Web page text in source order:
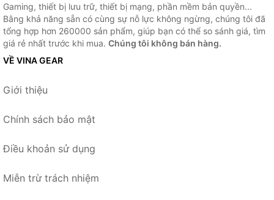
Gaming, thiết bị lưu trữ, thiết bị mạng, phần mềm bản quyền...
Bằng khả năng sẵn có cùng sự nỗ lực không ngừng, chúng tôi đã
tổng hợp hơn 260000 sản phẩm, giúp bạn có thể so sánh giá, tìm
giá rẻ nhất trước khi mua. Chúng tôi không bán hàng.
VỀ VINA GEAR
Giới thiệu
Chính sách bảo mật
Điều khoản sử dụng
Miễn trừ trách nhiệm